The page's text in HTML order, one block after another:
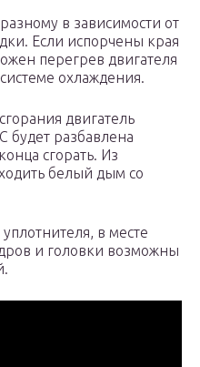
в зависимости от
Если испорчены края
перегрев двигателя
охлаждения.
двигатель
будет разбавлена
сгорать. Из
белый дым со
в месте
и головки возможны